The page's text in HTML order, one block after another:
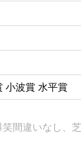
小波賞 水平賞
間違いなし、